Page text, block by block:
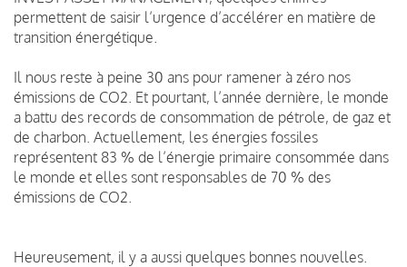
permettent de saisir l’urgence d’accélérer en matière de
transition énergétique.
Il nous reste à peine 30 ans pour ramener à zéro nos
émissions de CO2. Et pourtant, l’année dernière, le monde
a battu des records de consommation de pétrole, de gaz et
de charbon. Actuellement, les énergies fossiles
représentent 83 % de l’énergie primaire consommée dans
le monde et elles sont responsables de 70 % des
émissions de CO2.
Heureusement, il y a aussi quelques bonnes nouvelles.